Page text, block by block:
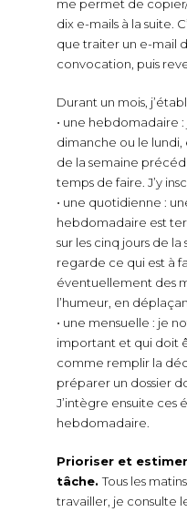
me permet de
dix e-mails à la suite.
que traiter un e-mail
convocation, puis
Durant un mois,
⋅ une hebdomadaire
dimanche ou le
de la semaine
temps de faire. J’y
⋅ une quotidienne :
hebdomadaire est
sur les cinq jours de
regarde ce qui est à
éventuellement des
l’humeur, en
⋅ une mensuelle : je
important et qui doit
comme remplir la
préparer un dossier
J’intègre ensuite ces
hebdomadaire.
Prioriser et
tâche.Tous les
travailler, je consulte